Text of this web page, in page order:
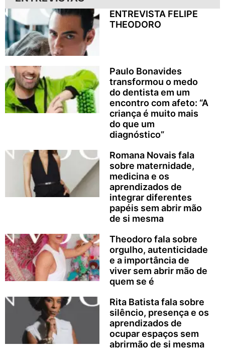
ENTREVISTA FELIPE
THEODORO
Paulo Bonavides
transformou o medo
do dentista em um
encontro com afeto: “A
criança é muito mais
do que um
diagnóstico”
Romana Novais fala
sobre maternidade,
medicina e os
aprendizados de
integrar diferentes
papéis sem abrir mão
de si mesma
Theodoro fala sobre
orgulho, autenticidade
e a importância de
viver sem abrir mão de
quem se é
Rita Batista fala sobre
silêncio, presença e os
aprendizados de
ocupar espaços sem
abrirmão de si mesma